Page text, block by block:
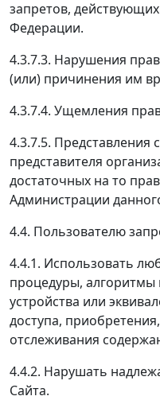
запретов,
Федерации.
4.3.7.3. Нарушения
(или) причинения им
4.3.7.4. Ущемления
4.3.7.5. Представления
представителя
достаточных на то
Администрации
4.4. Пользователю
4.4.1. Использовать
процедуры, алгоритмы
устройства или
доступа,
отслеживания
4.4.2. Нарушать
Сайта.